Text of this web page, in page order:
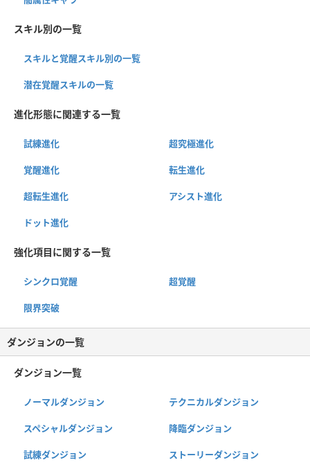
スキル別の一覧
スキルと覚醒スキル別の一覧
潜在覚醒スキルの一覧
進化形態に関連する一覧
試練進化 超究極進化
覚醒進化 転生進化
超転生進化 アシスト進化
ドット進化
強化項目に関する一覧
シンクロ覚醒 超覚醒
限界突破
ダンジョンの一覧
ダンジョン一覧
ノーマルダンジョン テクニカルダンジョン
スペシャルダンジョン 降臨ダンジョン
試練ダンジョン ストーリーダンジョン